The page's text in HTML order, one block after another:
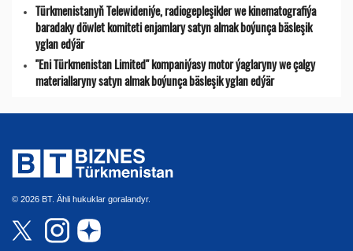
Türkmenistanyň Telewideniýe, radio­gepleşikler we kinematografiýa
baradaky döwlet komiteti enjamlary satyn almak boýunça bäsleşik
yglan edýär
"Eni Türkmenistan Limited" kompaniýasy motor ýaglaryny we çalgy
materiallaryny satyn almak boýunça bäsleşik yglan edýär
© 2026 BT. Ähli hukuklar goralandyr.